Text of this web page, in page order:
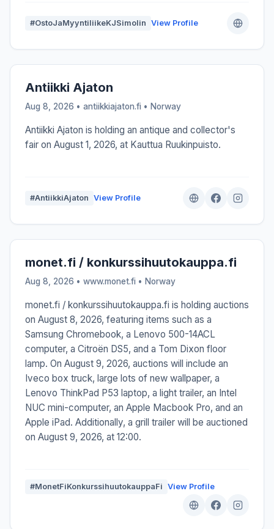
#OstoJaMyyntiliikeKJSimolin View Profile
Antiikki Ajaton
Aug 8, 2026 • antiikkiajaton.fi • Norway
Antiikki Ajaton is holding an antique and collector's
fair on August 1, 2026, at Kauttua Ruukinpuisto.
#AntiikkiAjaton View Profile
monet.fi / konkurssihuutokauppa.fi
Aug 8, 2026 • www.monet.fi • Norway
monet.fi / konkurssihuutokauppa.fi is holding auctions
on August 8, 2026, featuring items such as a
Samsung Chromebook, a Lenovo 500-14ACL
computer, a Citroën DS5, and a Tom Dixon floor
lamp. On August 9, 2026, auctions will include an
Iveco box truck, large lots of new wallpaper, a
Lenovo ThinkPad P53 laptop, a light trailer, an Intel
NUC mini-computer, an Apple Macbook Pro, and an
Apple iPad. Additionally, a grill trailer will be auctioned
on August 9, 2026, at 12:00.
#MonetFiKonkurssihuutokauppaFi View Profile